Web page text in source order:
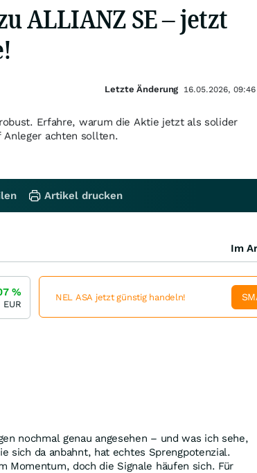
ALLIANZ SE – jetzt
Erfahre, warum die Aktie jetzt als solider
achten sollten.
nochmal genau angesehen – und was ich sehe,
sich da anbahnt, hat echtes Sprengpotenzial.
Momentum, doch die Signale häufen sich. Für
Letzte Änderung 16.05.2026, 09:46
Artikel drucken
Im
%
EUR
NEL ASA jetzt günstig handeln!